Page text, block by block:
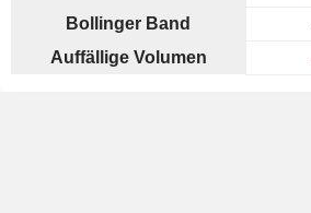
Bollinger Band
Auffällige Volumen